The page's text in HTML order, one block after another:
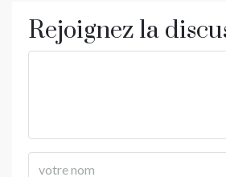
Rejoignez la